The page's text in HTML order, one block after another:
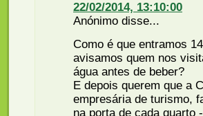
22/02/2014, 13:10:00
Anónimo disse...
Como é que entramos
avisamos quem nos
água antes de beber?
E depois querem que a
empresária de turismo,
na porta de cada quarto